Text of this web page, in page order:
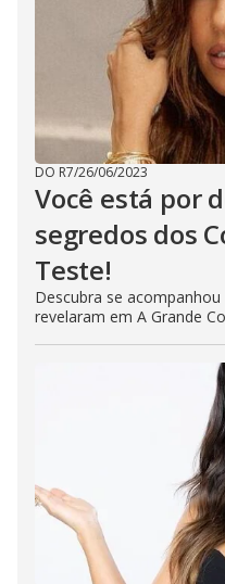
DO R7/26/06/2023
Você está por
segredos dos
Teste!
Descubra se
revelaram em A Grande